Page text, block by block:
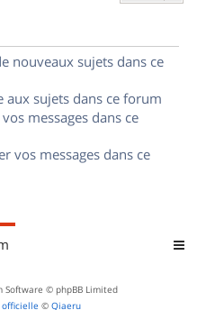
nouveaux sujets dans ce
aux sujets dans ce forum
messages dans ce
vos messages dans ce
Software © phpBB Limited
© Qiaeru